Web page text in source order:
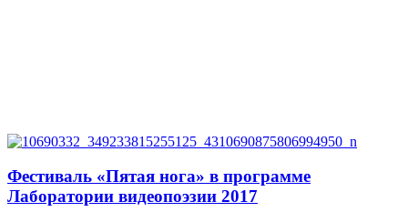
Фестиваль «Пятая нога» в программе
Лаборатории видеопоэзии 2017